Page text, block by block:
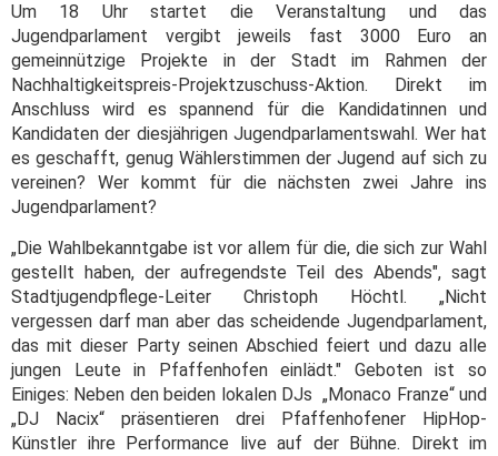
Um 18 Uhr startet die Veranstaltung und das
Jugendparlament vergibt jeweils fast 3000 Euro an
gemeinnützige Projekte in der Stadt im Rahmen der
Nachhaltigkeitspreis-Projektzuschuss-Aktion. Direkt im
Anschluss wird es spannend für die Kandidatinnen und
Kandidaten der diesjährigen Jugendparlamentswahl. Wer hat
es geschafft, genug Wählerstimmen der Jugend auf sich zu
vereinen? Wer kommt für die nächsten zwei Jahre ins
Jugendparlament?
„Die Wahlbekanntgabe ist vor allem für die, die sich zur Wahl
gestellt haben, der aufregendste Teil des Abends", sagt
Stadtjugendpflege-Leiter Christoph Höchtl. „Nicht
vergessen darf man aber das scheidende Jugendparlament,
das mit dieser Party seinen Abschied feiert und dazu alle
jungen Leute in Pfaffenhofen einlädt." Geboten ist so
Einiges: Neben den beiden lokalen DJs „Monaco Franze“ und
„DJ Nacix“ präsentieren drei Pfaffenhofener HipHop-
Künstler ihre Performance live auf der Bühne. Direkt im